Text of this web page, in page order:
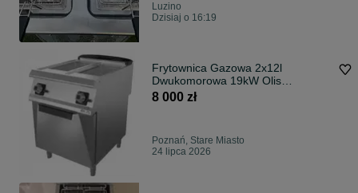
Luzino
Dzisiaj o 16:19
Frytownica Gazowa 2x12l
Dwukomorowa 19kW Olis
16180020
8 000 zł
Poznań, Stare Miasto
24 lipca 2026